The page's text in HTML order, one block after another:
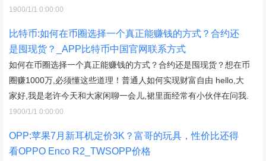
1900/1/1 0:00:00
比特币:如何在币圈选择一个真正能赚钱的方式？合约还
是囤现货？_APP比特币中国官网联系方式
如何在币圈选择一个真正能赚钱的方式？合约还是囤现货？想在币
圈赚1000万,必须懂这些道理！普通人如何实现财富自由 hello,大
家好,我是老许今天和大家闲聊一会儿,裙里面经常有小伙伴在问我.
1900/1/1 0:00:00
OPP:苹果7月新耳机定价3K？富哥的玩具，性价比还得
看OPPO Enco R2_TWSOPP价格